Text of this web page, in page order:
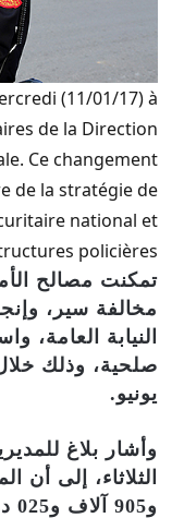
(11/01/17) à
de la Direction
Ce changement
de la stratégie de
national et
policières.
يونيو.
وأشار بلاغ